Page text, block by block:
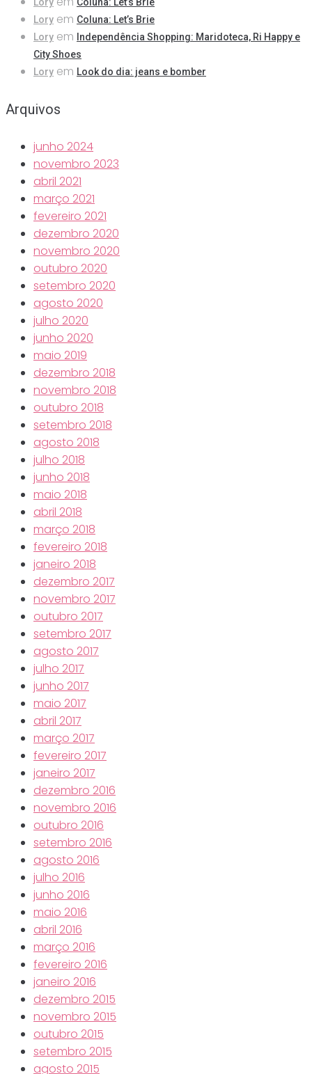
Lory
Coluna: Let’s Brie
Lory em Coluna: Let’s Brie
Lory em
Independência Shopping: Maridoteca, Ri Happy e
City Shoes
Lory em Look do dia: jeans e bomber
Arquivos
junho 2024
novembro 2023
abril 2021
março 2021
fevereiro 2021
dezembro 2020
novembro 2020
outubro 2020
setembro 2020
agosto 2020
julho 2020
junho 2020
maio 2019
dezembro 2018
novembro 2018
outubro 2018
setembro 2018
agosto 2018
julho 2018
junho 2018
maio 2018
abril 2018
março 2018
fevereiro 2018
janeiro 2018
dezembro 2017
novembro 2017
outubro 2017
setembro 2017
agosto 2017
julho 2017
junho 2017
maio 2017
abril 2017
março 2017
fevereiro 2017
janeiro 2017
dezembro 2016
novembro 2016
outubro 2016
setembro 2016
agosto 2016
julho 2016
junho 2016
maio 2016
abril 2016
março 2016
fevereiro 2016
janeiro 2016
dezembro 2015
novembro 2015
outubro 2015
setembro 2015
agosto 2015